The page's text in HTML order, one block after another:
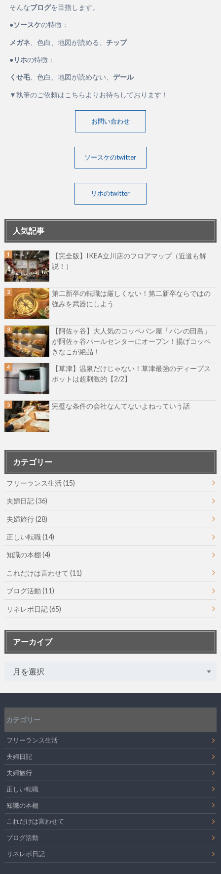
そんなブログを目指します。
●ソースケの特徴：
メガネ 、色白、地図が読める、 チップ
●リホの特徴：
くせ毛、色白、地図が読めない、 デール
▼執筆のご依頼はこちらよりお待ちしております！
お問い合わせ
ソースケのtwitter
リホのtwitter
人気記事
【完全版】IKEA立川店のフロアマップ（近道も解
説！）
第二新卒の転職は厳しくない！第二新卒ならではの
強みを武器にしよう
【阿佐ヶ谷】大人気のコッペパン屋「パンの田島」
が阿佐ヶ谷パールセンターにオープン！揚げコッペ
きなこが絶品！
【草津】温泉だけじゃない！草津最強のディープス
ポットは超刺激的【2/2】
完璧な条件の会社なんてないよねっていう話
カテゴリー
フリーランス生活(15)
夫婦日記(36)
夫婦旅行(28)
正しい転職(14)
知識の本棚(4)
これだけは言わせて(11)
ブログ活動(11)
リネレボ日記(65)
アーカイブ
カテゴリー
フリーランス生活
夫婦日記
夫婦旅行
正しい転職
知識の本棚
これだけは言わせて
ブログ活動
リネレボ日記